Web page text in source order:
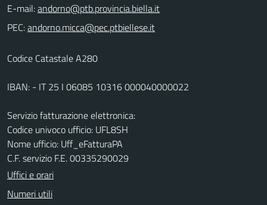
E-mail:
PEC:
Codice Catastale A280
IBAN: - IT 25 I 06085 10316 000040000022
Servizio fatturazione elettronica:
Codice univoco ufficio: UFL8SH
Nome ufficio: Uff_eFatturaPA
C.F. servizio F.E. 00335290029
Uffici e orari
Numeri utili